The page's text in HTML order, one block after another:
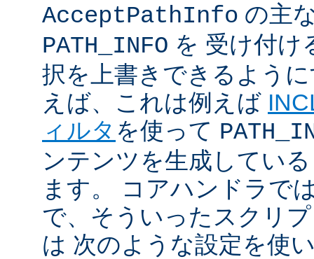
AcceptPathInfo の主
PATH_INFO を 受け付け
択を上書きできるよう
えば、これは例えば
ィルタ を使って
ンテンツを生成してい
ます。 コアハンドラで
で、そういったスクリ
は 次のような設定を使